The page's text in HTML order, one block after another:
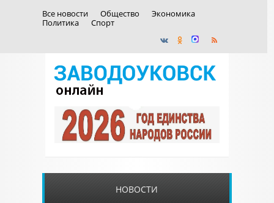
Все новости Общество
Экономика
Политика
Спорт
НОВОСТИ